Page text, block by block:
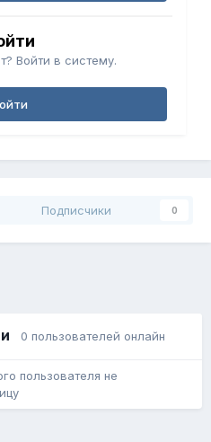
Войти в систему.
Подписчики 0
0 пользователей онлайн
пользователя не